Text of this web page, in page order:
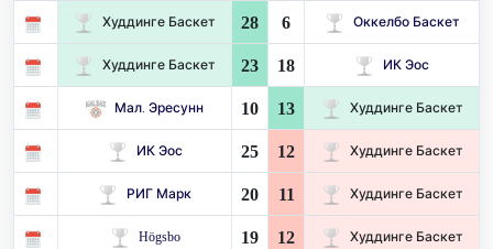
Худдинге Баскет 28 6 Оккелбо Баскет
Худдинге Баскет 23 18 ИК Эос
Мал. Эресунн 10 13 Худдинге Баскет
ИК Эос 25 12 Худдинге Баскет
РИГ Марк 20 11 Худдинге Баскет
Högsbo 19 12 Худдинге Баскет